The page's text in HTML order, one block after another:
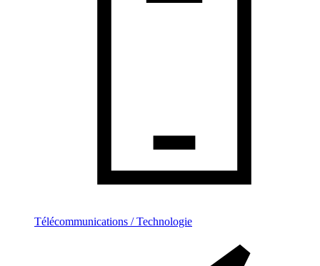
Télécommunications / Technologie